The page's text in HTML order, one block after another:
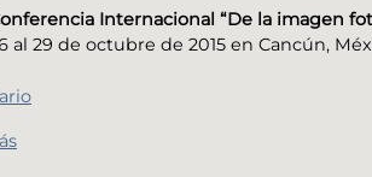
Internacional “De la imagen
al 29 de octubre de 2015 en Cancún,